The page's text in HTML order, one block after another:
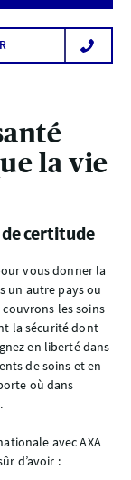
la vie
certitude
vous donner la
un autre pays ou
couvrons les soins
la sécurité dont
en liberté dans
de soins et en
où dans
.
avec AXA
d’avoir :